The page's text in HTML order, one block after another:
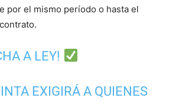
por el mismo período o hasta el
A LEY!
EXIGIRÁ A QUIENES